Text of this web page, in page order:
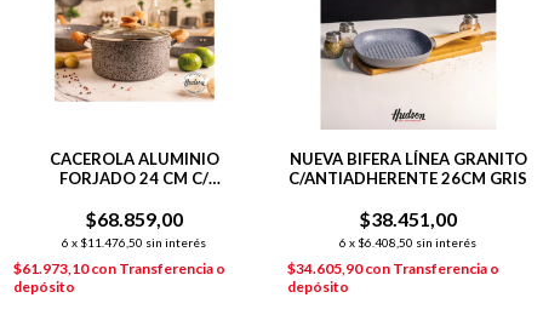
CACEROLA ALUMINIO
FORJADO 24 CM C/
STONE
$68.859,00
6 x $11.476,50 sin interés
$61.973,10con Transferencia o
depósito
NUEVA BIFERA LÍNEA GRANITO
C/ANTIADHERENTE 26CM GRIS
$38.451,00
6 x $6.408,50 sin interés
$34.605,90con Transferencia o
depósito